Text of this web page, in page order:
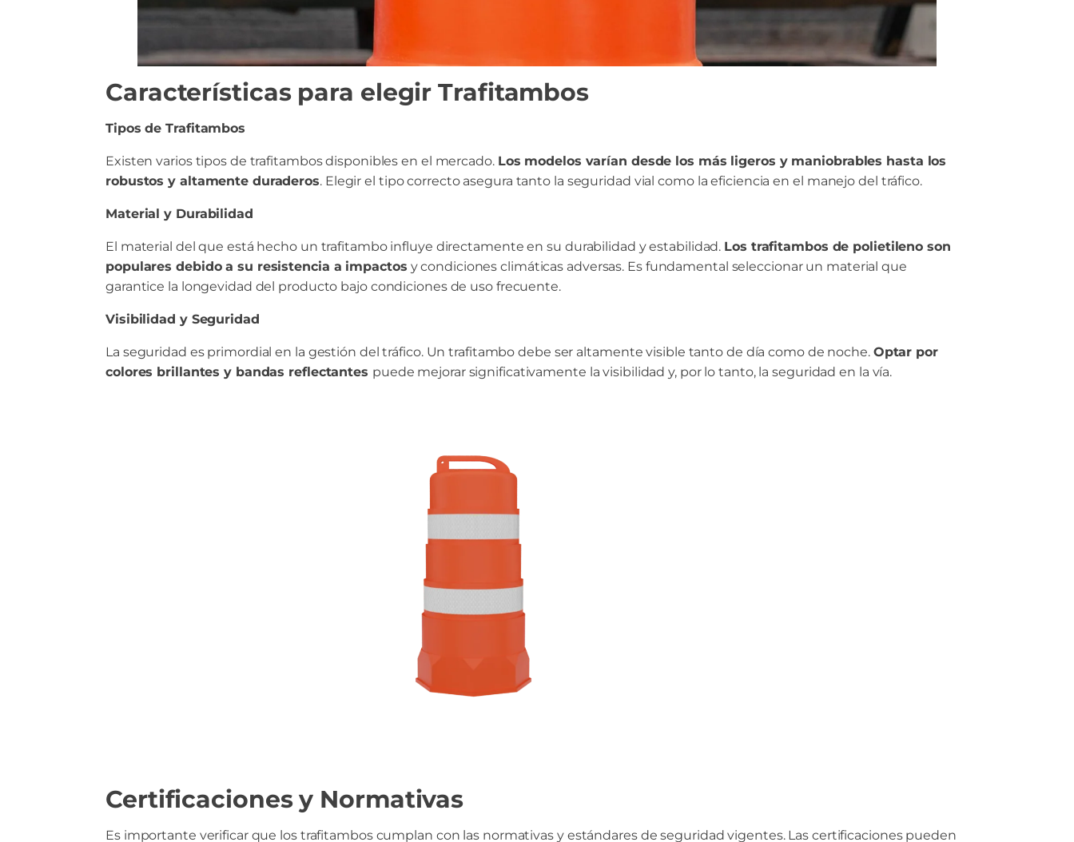
Características para elegir Trafitambos
Tipos de Trafitambos
Existen varios tipos de trafitambos disponibles en el mercado. Los modelos varían desde los más ligeros y maniobrables hasta los
robustos y altamente duraderos. Elegir el tipo correcto asegura tanto la seguridad vial como la eficiencia en el manejo del tráfico.
Material y Durabilidad
El material del que está hecho un trafitambo influye directamente en su durabilidad y estabilidad. Los trafitambos de polietileno son
populares debido a su resistencia a impactos y condiciones climáticas adversas. Es fundamental seleccionar un material que
garantice la longevidad del producto bajo condiciones de uso frecuente.
Visibilidad y Seguridad
La seguridad es primordial en la gestión del tráfico. Un trafitambo debe ser altamente visible tanto de día como de noche. Optar por
colores brillantes y bandas reflectantes puede mejorar significativamente la visibilidad y, por lo tanto, la seguridad en la vía.
Certificaciones y Normativas
Es importante verificar que los trafitambos cumplan con las normativas y estándares de seguridad vigentes. Las certificaciones pueden